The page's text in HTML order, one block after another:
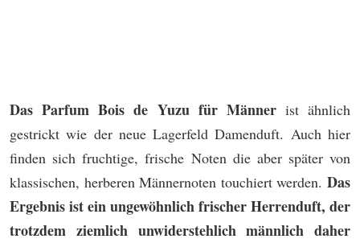
Das Parfum Bois de Yuzu für Männerist ähnlich
gestrickt wie der neue Lagerfeld Damenduft. Auch hier
finden sich fruchtige, frische Noten die aber später von
klassischen, herberen Männernoten touchiert werden. Das
Ergebnis ist ein ungewöhnlich frischer Herrenduft, der
trotzdem ziemlich unwiderstehlich männlich daher